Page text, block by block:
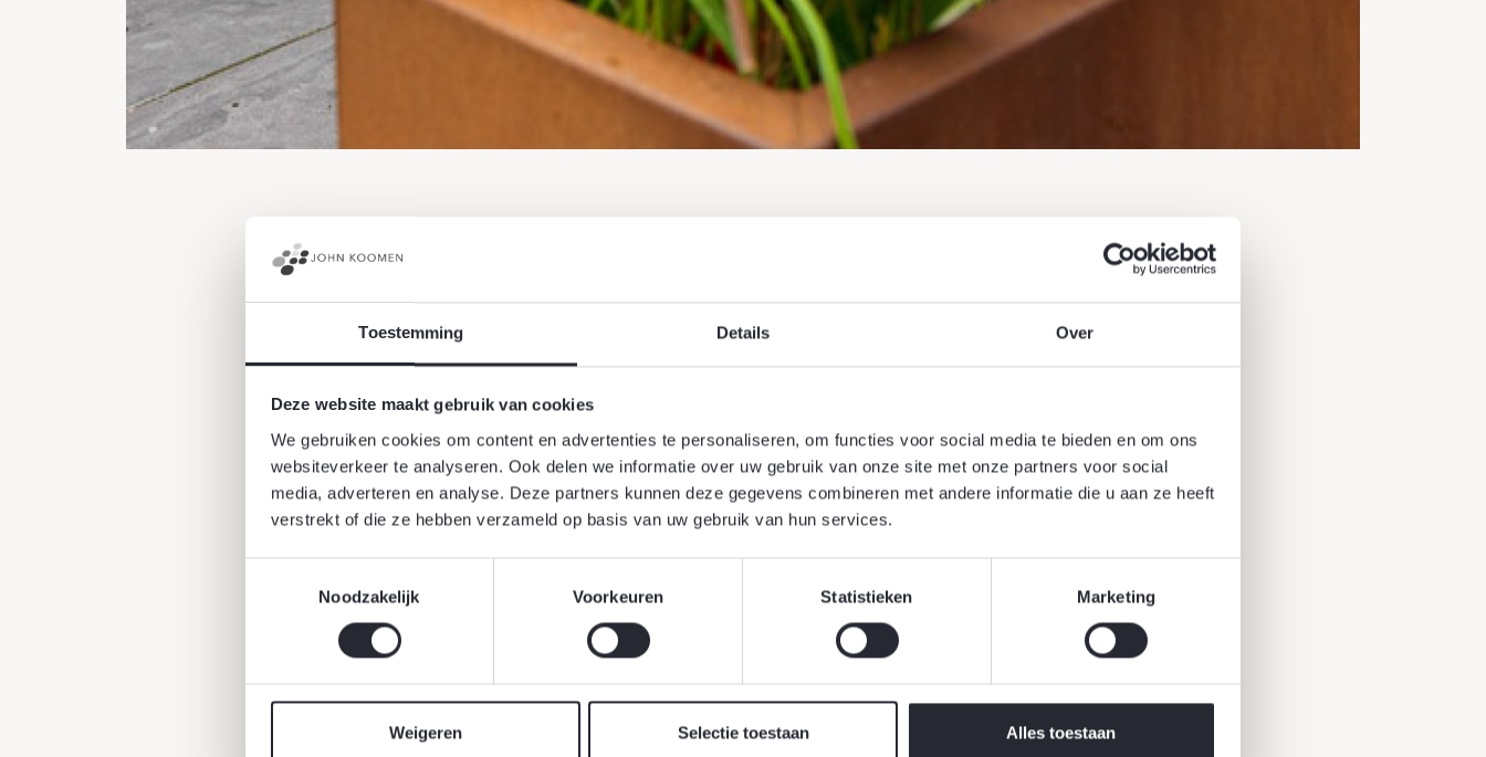
Toestemming Details Over
Deze website maakt gebruik van cookies
We gebruiken cookies om content en advertenties te personaliseren, om functies voor social media te bieden en om ons
websiteverkeer te analyseren. Ook delen we informatie over uw gebruik van onze site met onze partners voor social
media, adverteren en analyse. Deze partners kunnen deze gegevens combineren met andere informatie die u aan ze heeft
verstrekt of die ze hebben verzameld op basis van uw gebruik van hun services.
Noodzakelijk
Voorkeuren Statistieken Marketing
Weigeren Selectie toestaan Alles toestaan
bloembollen moeten in de herfst worden geplant omdat ze een koude periode nodig hebben om in het
voorjaar tot bloei te komen. De enige regel is dat voorjaarsbloeiende bloembollen voor de eerste vorst
moeten worden geplant. Het is het beste de bloembollen zo snel mogelijk na aankoop, te
planten. Voorjaarsbloeiende bloembollen hebben een grote variëteit een grote verscheidenheid aan
kleuren, hoogtes en bloeiperiodes. Laat je fantasie het werk doen. Alles wat je moet weten over het
leverancier. Wat je moet weten is; de kleur van de bloem, in welke maand deze bloeit, hoe hoog hij
groeit, in welke maand hij moet worden geplant, en hoe diep. Alvast inspiratie opdoen? Kijk dan bij de
verschillende
soorten bloembollen.